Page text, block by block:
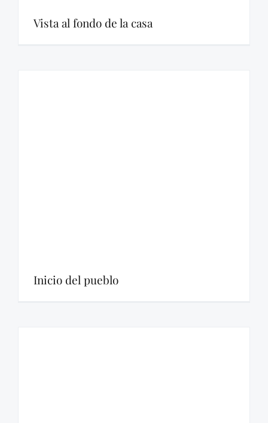
Vista al fondo de la casa
Inicio del pueblo